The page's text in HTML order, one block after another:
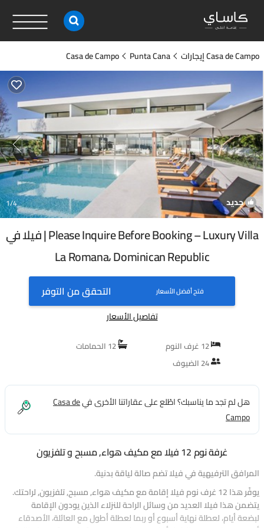
Casa de Campo إيجارات Punta Cana
Casa de Campo
جديد 1/4
Please Inquire Before Booking – Luxury Villa | فيلا في
La Romana، Dominican Republic
فتح أفضل الأسعار التحقق من التوفر
تفاصيل الأسعار
12 غرف النوم
24 الضيوف
هل لم تجد ما يناسبك؟ اطّلع على عقاراتنا الأخرى فيCasa de
Campo
غرفة نوم 12 فيلا مع مكيف هواء, مسبح و تلفزيون
المرافق الترفيهية في فيلا تضم صالة لياقة بدنية.
يوفّر هذا 12 غرف نوم فيلا إقامة مع مكيف هواء, مسبح, تلفزيون, لراحتك.
يتضمن هذا فيلا العديد من وسائل الراحة للنزلاء الذين يودون الإقامة
لبضعة أيام، لعطلة نهاية أسبوع أو ربما لعطلة أطول مع العائلة، الأصدقاء